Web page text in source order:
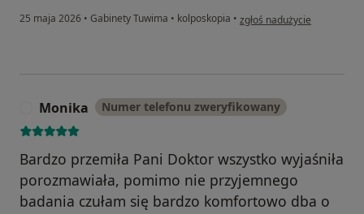
25 maja 2026 • Gabinety Tuwima • kolposkopia • w opinii użytkownika
zgłoś nadużycie
Monika Numer telefonu zweryfikowany
Bardzo przemiła Pani Doktor wszystko wyjaśniła
porozmawiała, pomimo nie przyjemnego
badania czułam się bardzo komfortowo dba o